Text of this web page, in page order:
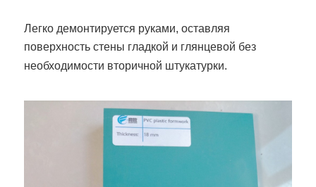
Легко демонтируется руками, оставляя
поверхность стены гладкой и глянцевой без
необходимости вторичной штукатурки.